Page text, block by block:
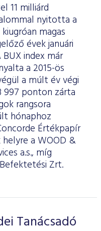
11 milliárd
nyitotta a
magas
évek januári
index már
a 2015-ös
a múlt év végi
997 ponton zárta
rangsora
hónaphoz
Értékpapír
a WOOD &
a.s., míg
Zrt.
Tanácsadó